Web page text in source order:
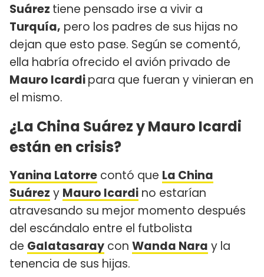
Suárez tiene pensado irse a vivir a
Turquía, pero los padres de sus hijas no
dejan que esto pase. Según se comentó,
ella habría ofrecido el avión privado de
Mauro Icardipara que fueran y vinieran en
el mismo.
¿La China Suárez y Mauro Icardi
están en crisis?
Yanina Latorre contó que La China
Suárez y Mauro Icardi no estarían
atravesando su mejor momento después
del escándalo entre el futbolista
de Galatasaray con Wanda Nara y la
tenencia de sus hijas.